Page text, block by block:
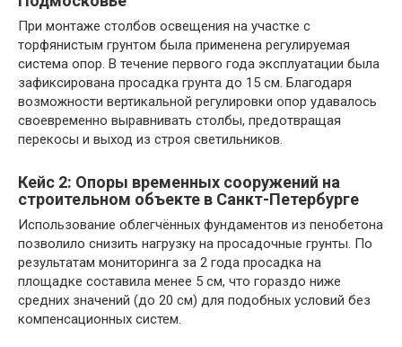
При монтаже столбов освещения на участке с
торфянистым грунтом была применена регулируемая
система опор. В течение первого года эксплуатации была
зафиксирована просадка грунта до 15 см. Благодаря
возможности вертикальной регулировки опор удавалось
своевременно выравнивать столбы, предотвращая
перекосы и выход из строя светильников.
Кейс 2: Опоры временных сооружений на
строительном объекте в Санкт-Петербурге
Использование облегчённых фундаментов из пенобетона
позволило снизить нагрузку на просадочные грунты. По
результатам мониторинга за 2 года просадка на
площадке составила менее 5 см, что гораздо ниже
средних значений (до 20 см) для подобных условий без
компенсационных систем.